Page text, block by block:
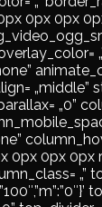
0px 0px
„middle”
„0”
0px 0px 0px
„”